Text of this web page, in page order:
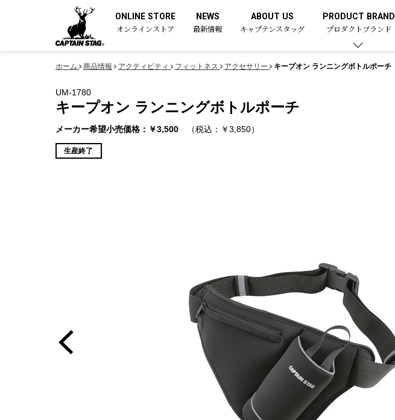
ONLINE STORE
オンラインストア
NEWS
最新情報
ABOUT US
キャプテンスタッグ
PRODUCT BRAND
プロダクトブランド
ホーム 商品情報 アクティビティ フィットネス アクセサリー キープオン ランニングボトルポーチ
UM-1780
キープオン ランニングボトルポーチ
メーカー希望小売価格：￥3,500 （税込：￥3,850）
生産終了